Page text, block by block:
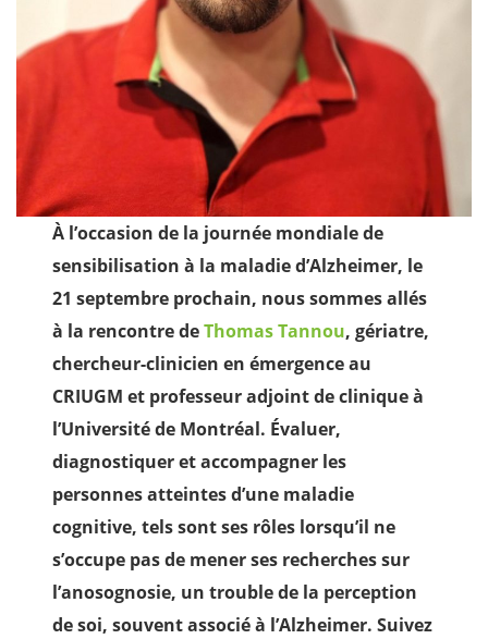
À l’occasion de la journée mondiale de
sensibilisation à la maladie d’Alzheimer, le
21 septembre prochain, nous sommes allés
à la rencontre deThomas Tannou, gériatre,
chercheur-clinicien en émergence au
CRIUGM et professeur adjoint de clinique à
l’Université de Montréal. Évaluer,
diagnostiquer et accompagner les
personnes atteintes d’une maladie
cognitive, tels sont ses rôles lorsqu’il ne
s’occupe pas de mener ses recherches sur
l’anosognosie, un trouble de la perception
de soi, souvent associé à l’Alzheimer. Suivez